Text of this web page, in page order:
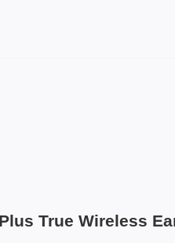
True Wireless